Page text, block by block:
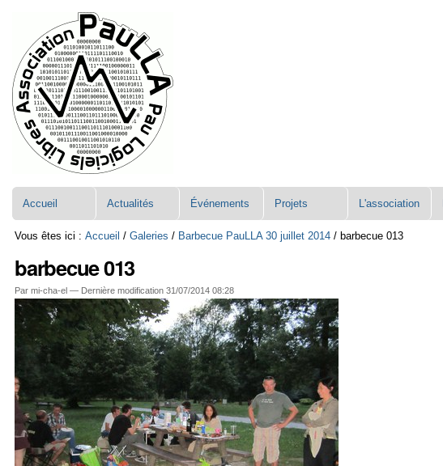
contenu.
Aller
à
la
navigation
Accueil Actualités Événements Projets L'association
Vous êtes ici : Accueil /Galeries / Barbecue PauLLA 30 juillet 2014 / barbecue 013
barbecue 013
Par mi-cha-el — Dernière modification 31/07/2014 08:28